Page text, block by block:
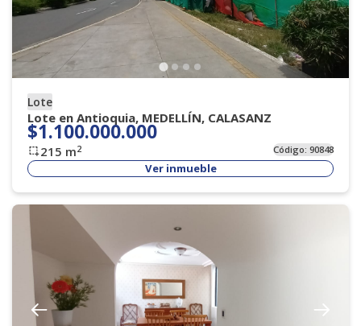
Lote
Lote en Antioquia, MEDELLÍN, CALASANZ
$1.100.000.000
215 m2 Código:90848
Ver inmueble